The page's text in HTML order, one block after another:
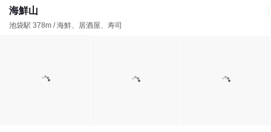
海鮮山
池袋駅 378m / 海鮮、居酒屋、寿司